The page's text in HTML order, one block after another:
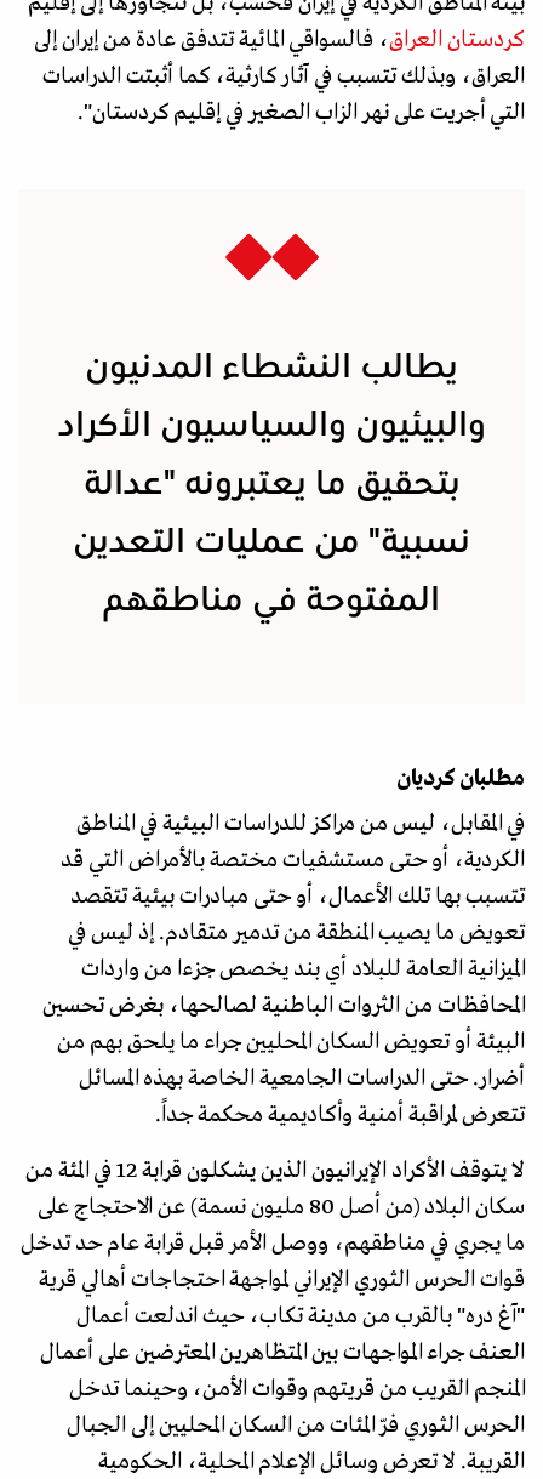
كردستان العراق، فالسواقي المائية تتدفق عادة من إيران إلى
العراق، وبذلك تتسبب في آثار كارثية، كما أثبتت الدراسات
التي أجريت على نهر الزاب الصغير في إقليم كردستان".
يطالب النشطاء المدنيون
والبيئيون والسياسيون الأكراد
بتحقيق ما يعتبرونه "عدالة
نسبية" من عمليات التعدين
المفتوحة في مناطقهم
مطلبان كرديان
في المقابل، ليس من مراكز للدراسات البيئية في المناطق
الكردية، أو حتى مستشفيات مختصة بالأمراض التي قد
تتسبب بها تلك الأعمال، أو حتى مبادرات بيئية تتقصد
تعويض ما يصيب المنطقة من تدمير متقادم. إذ ليس في
الميزانية العامة للبلاد أي بند يخصص جزءا من واردات
المحافظات من الثروات الباطنية لصالحها، بغرض تحسين
البيئة أو تعويض السكان المحليين جراء ما يلحق بهم من
أضرار. حتى الدراسات الجامعية الخاصة بهذه المسائل
تتعرض لمراقبة أمنية وأكاديمية محكمة جداً.
لا يتوقف الأكراد الإيرانيون الذين يشكلون قرابة 12 في المئة من
سكان البلاد (من أصل 80 مليون نسمة) عن الاحتجاج على
ما يجري في مناطقهم، ووصل الأمر قبل قرابة عام حد تدخل
قوات الحرس الثوري الإيراني لمواجهة احتجاجات أهالي قرية
"آغ دره" بالقرب من مدينة تكاب، حيث اندلعت أعمال
العنف جراء المواجهات بين المتظاهرين المعترضين على أعمال
المنجم القريب من قريتهم وقوات الأمن، وحينما تدخل
الحرس الثوري فرّ المئات من السكان المحليين إلى الجبال
القريبة. لا تعرض وسائل الإعلام المحلية، الحكومية